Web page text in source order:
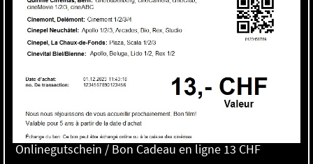
Onlinegutschein / Bon Cadeau en ligne 13 CHF